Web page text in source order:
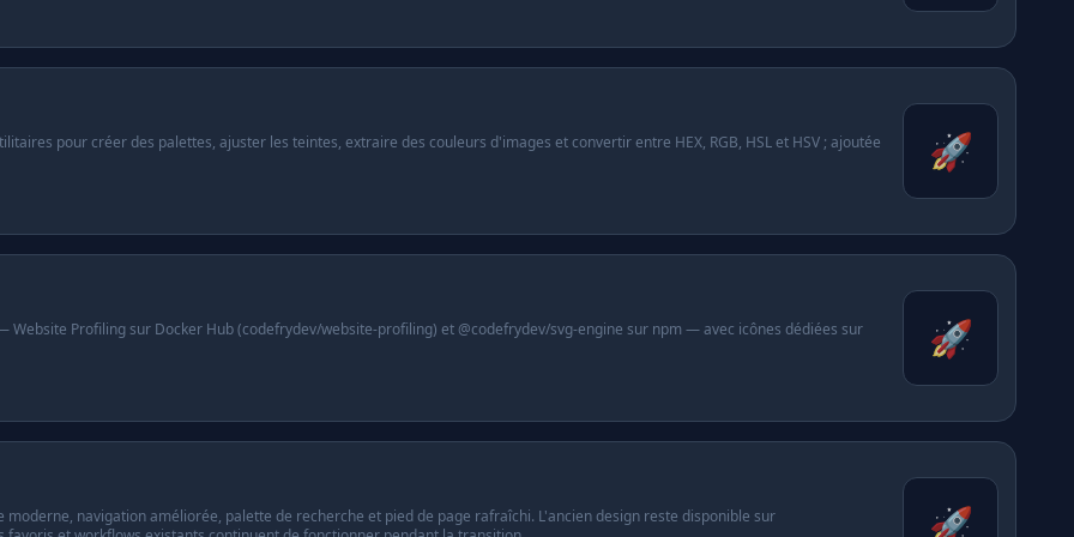
pour créer des palettes, ajuster les teintes, extraire des couleurs d'images et convertir entre HEX, RGB, HSL et HSV ; ajoutée 🚀
Profiling sur Docker Hub (codefrydev/website-profiling) et @codefrydev/svg-engine sur npm — avec icônes dédiées sur 🚀
navigation améliorée, palette de recherche et pied de page rafraîchi. L'ancien design reste disponible sur
🚀